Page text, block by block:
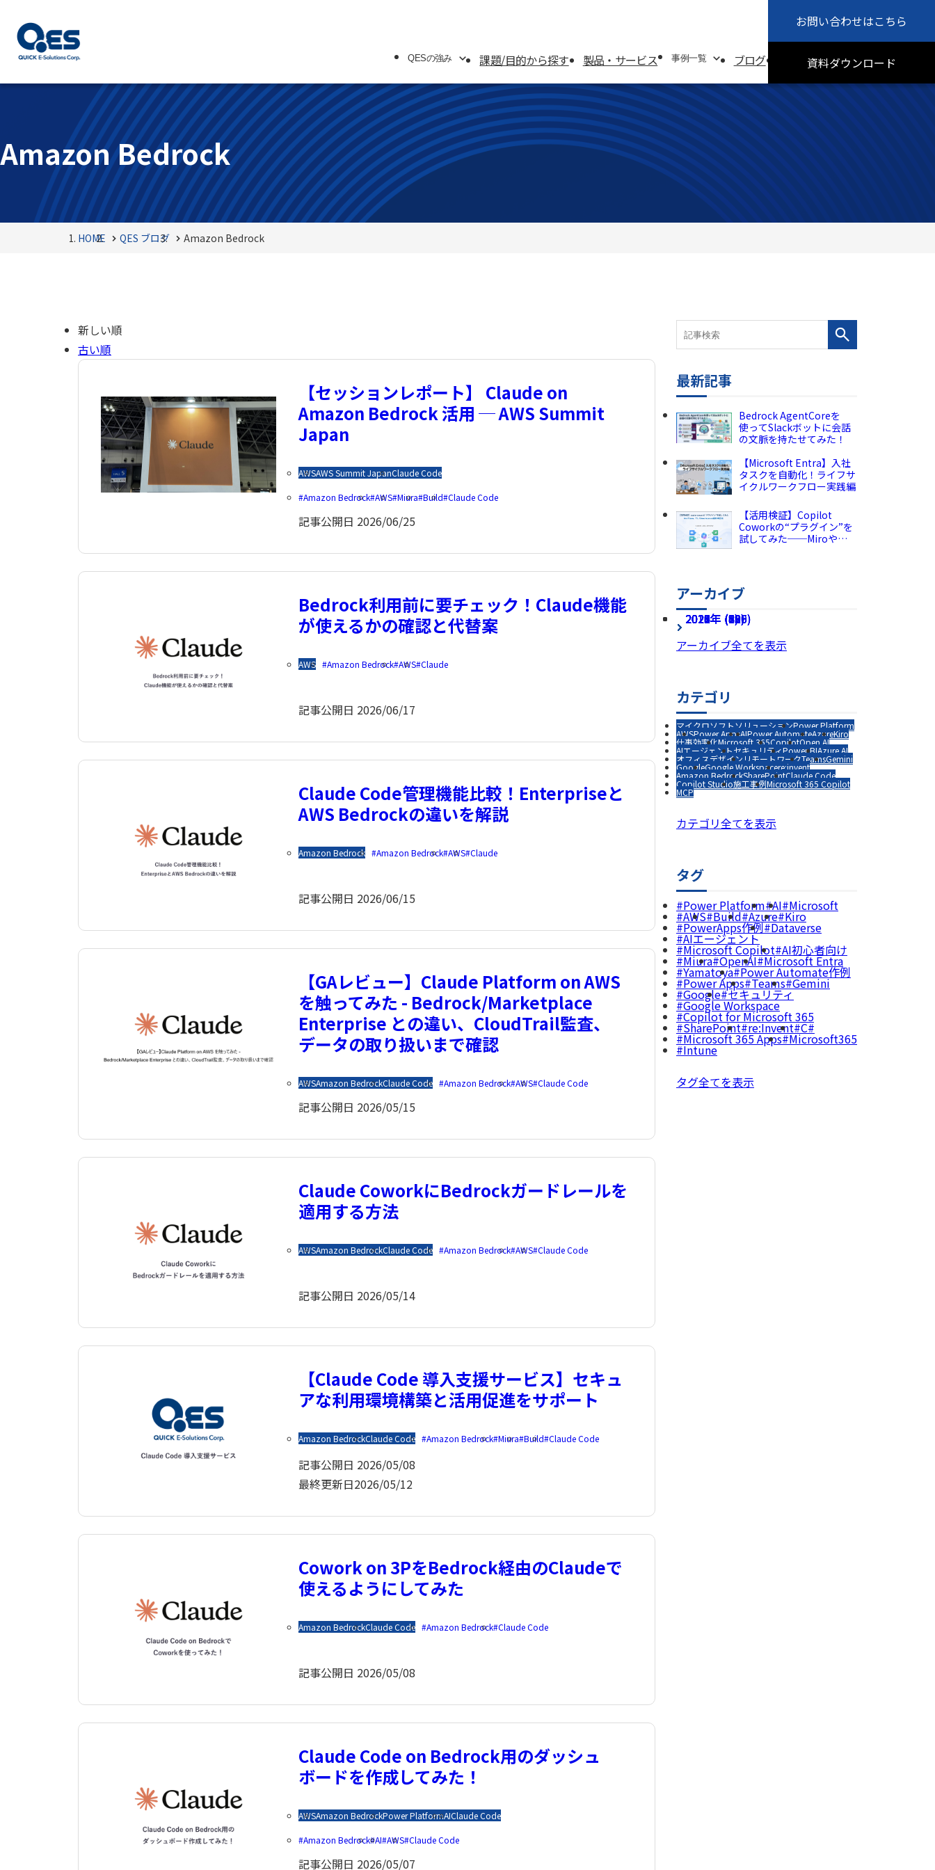
会社概要 お知らせ
QESの強み
QESの強み
システムソリューション
オフィスソリューション
課題/目的から探す 製品・サービス 事例一覧
事例一覧
システムソリューション事例
オフィスソリューション事例
ブログ 採用情報 サステナビリティ
お問い合わせはこちら
資料ダウンロード
Amazon Bedrock
HOME QES ブログ Amazon Bedrock
新しい順
古い順
【セッションレポート】 Claude on
Amazon Bedrock 活用 ─ AWS Summit
Japan
AWSAWS Summit JapanClaude Code
Amazon Bedrock AWS Miura Build Claude Code
記事公開日 2026/06/25
Bedrock利用前に要チェック！Claude機能
が使えるかの確認と代替案
AWS Amazon Bedrock AWS Claude
記事公開日 2026/06/17
Claude Code管理機能比較！Enterpriseと
AWS Bedrockの違いを解説
Amazon Bedrock Amazon Bedrock AWS Claude
記事公開日 2026/06/15
【GAレビュー】Claude Platform on AWS
を触ってみた - Bedrock/Marketplace
Enterprise との違い、CloudTrail監査、
データの取り扱いまで確認
AWSAmazon BedrockClaude Code Amazon Bedrock AWS Claude Code
記事公開日 2026/05/15
Claude CoworkにBedrockガードレールを
適用する方法
AWSAmazon BedrockClaude Code Amazon Bedrock AWS Claude Code
記事公開日 2026/05/14
【Claude Code 導入支援サービス】セキュ
アな利用環境構築と活用促進をサポート
Amazon BedrockClaude Code Amazon Bedrock Miura Build Claude Code
記事公開日 2026/05/08
最終更新日2026/05/12
Cowork on 3PをBedrock経由のClaudeで
使えるようにしてみた
Amazon BedrockClaude Code Amazon Bedrock Claude Code
記事公開日 2026/05/08
Claude Code on Bedrock用のダッシュ
ボードを作成してみた！
AWSAmazon BedrockPower PlatformAIClaude Code
Amazon Bedrock AI AWS Claude Code
記事公開日 2026/05/07
最新記事
Bedrock AgentCoreを
使ってSlackボットに会話
の文脈を持たせてみた！
【Microsoft Entra】入社
タスクを自動化！ライフサ
イクルワークフロー実践編
【活用検証】Copilot
Coworkの“プラグイン”を
試してみた──Miroや
アーカイブ
2026年 (225)
2025年 (189)
2024年 (136)
2023年 (82)
2022年 (60)
2021年 (49)
2020年 (73)
2019年 (5)
2018年 (2)
2017年 (8)
アーカイブ全てを表示
カテゴリ
マイクロソフトソリューションPower Platform
AWSPower AppsAIPower AutomateAzureKiro
仕事効率化Microsoft 365CopilotOpen AI
AIエージェントセキュリティPower BIAzure AI
オフィスデザイン リモートワークTeamsGemini
GoogleGoogle Workspacere:invent
Amazon BedrockSharePointClaude Code
Copilot Studio施工事例Microsoft 365 Copilot
MCP
カテゴリ全てを表示
タグ
Power Platform AI Microsoft
AWS Build Azure Kiro
PowerApps作例 Dataverse
AIエージェント
Microsoft Copilot AI初心者向け
Miura OpenAI Microsoft Entra
Yamatoya Power Automate作例
Power Apps Teams Gemini
Google セキュリティ
Google Workspace
Copilot for Microsoft 365
SharePoint re:Invent C#
Microsoft 365 Apps Microsoft365
Intune
タグ全てを表示